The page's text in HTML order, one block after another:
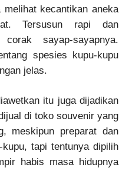
melihat kecantikan aneka
Tersusun rapi dan
corak sayap-sayapnya.
spesies kupu-kupu
jelas.
itu juga dijadikan
di toko souvenir yang
meskipun preparat dan
tapi tentunya dipilih
habis masa hidupnya